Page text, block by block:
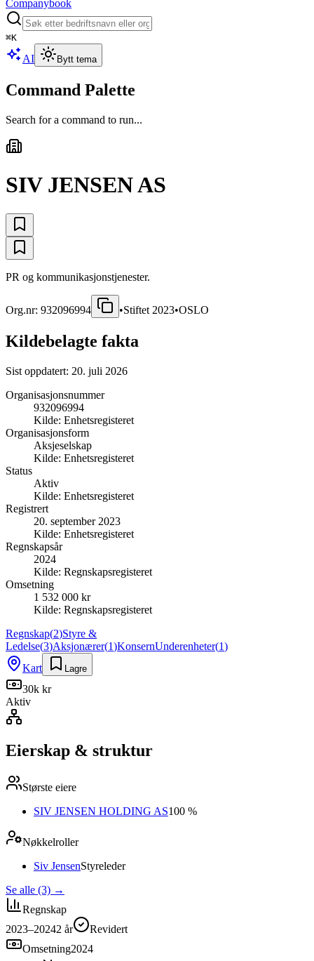
Companybook
⌘K
AI Bytt tema
Command Palette
Search for a command to run...
SIV JENSEN AS
PR og kommunikasjonstjenester.
Org.nr: 932096994 •Stiftet 2023•OSLO
Kildebelagte fakta
Sist oppdatert: 20. juli 2026
Organisasjonsnummer
932096994
Kilde: Enhetsregisteret
Organisasjonsform
Aksjeselskap
Kilde: Enhetsregisteret
Status
Aktiv
Kilde: Enhetsregisteret
Registrert
20. september 2023
Kilde: Enhetsregisteret
Regnskapsår
2024
Kilde: Regnskapsregisteret
Omsetning
1 532 000 kr
Kilde: Regnskapsregisteret
Regnskap(2)Styre &
Ledelse(3)Aksjonærer(1)KonsernUnderenheter(1)
Kart
Lagre
30k kr
Aktiv
Eierskap & struktur
Største eiere
SIV JENSEN HOLDING AS100 %
Nøkkelroller
Siv JensenStyreleder
Se alle (3) →
Regnskap
2023–20242 år
Revidert
Omsetning2024